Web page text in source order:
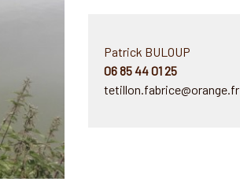
Patrick BULOUP
06 85 44 01 25
tetillon.fabrice@orange.fr